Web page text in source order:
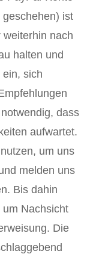
ist
weiterhin nach
halten und
ein, sich
dass
aufwartet.
um uns
melden uns
Bis dahin
Nachsicht
Die